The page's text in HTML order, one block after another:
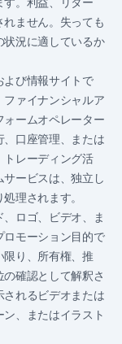
ません。失っても
況に適しているか
よび情報サイトで
ァイナンシャルア
ォームオペレーター
口座管理、または
トレーディング活
ービスは、独立し
理されます。
ロゴ、ビデオ、ま
モーション目的で
り、所有権、推
確認として解釈さ
れるビデオまたは
、またはイラスト